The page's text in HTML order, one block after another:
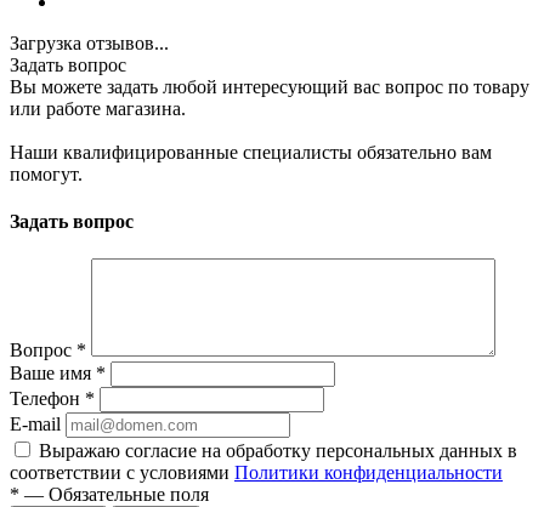
Загрузка отзывов...
Задать вопрос
Вы можете задать любой интересующий вас вопрос по товару
или работе магазина.
Наши квалифицированные специалисты обязательно вам
помогут.
Задать вопрос
Вопрос *
Ваше имя *
Телефон *
E-mail
Выражаю согласие на обработку персональных данных в
соответствии с условиями Политики конфиденциальности
* — Обязательные поля